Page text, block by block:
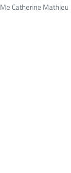
Me Catherine Mathieu